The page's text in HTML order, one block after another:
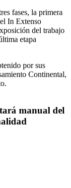
fases, la primera
In Extenso
del trabajo
etapa
por sus
Continental,
manual del